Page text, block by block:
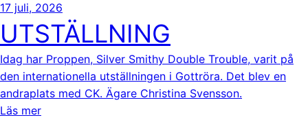
17 juli, 2026
UTSTÄLLNING
Idag har Proppen, Silver Smithy Double Trouble, varit på
den internationella utställningen i Gottröra. Det blev en
andraplats med CK. Ägare Christina Svensson.
Läs mer